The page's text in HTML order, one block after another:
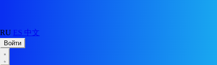
RU ES 中文
Войти